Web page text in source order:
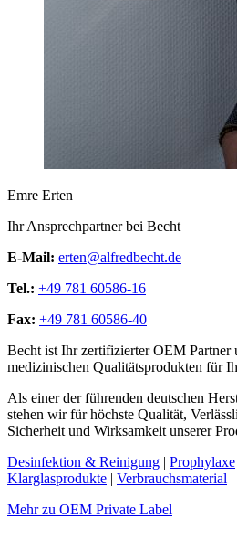
Emre Erten
Ihr Ansprechpartner bei Becht
E-Mail: erten@alfredbecht.de
Tel.: +49 781 60586-16
Fax: +49 781 60586-40
Becht ist Ihr zertifizierter OEM Partner
medizinischen Qualitätsprodukten für
Als einer der führenden deutschen
stehen wir für höchste Qualität,
Sicherheit und Wirksamkeit unserer
Desinfektion & Reinigung | Prophylaxe
Klarglasprodukte | Verbrauchsmaterial
Mehr zu OEM Private Label